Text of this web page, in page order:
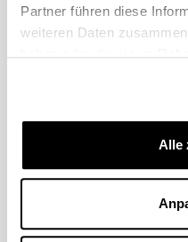
Partner führen diese
weiteren Daten
haben oder die sie im
Alle
Derrigorrezko